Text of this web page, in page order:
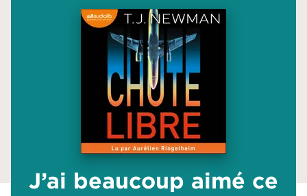
J’ai beaucoup aimé ce
J’ai beaucoup aimé ce